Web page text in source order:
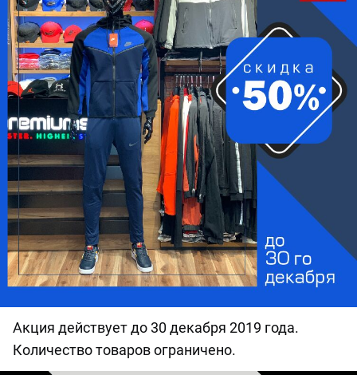
Акция действует до 30 декабря 2019 года.
Количество товаров ограничено.